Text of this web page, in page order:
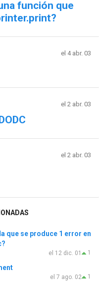
función que
el 4 abr. 03
el 2 abr. 03
el 2 abr. 03
que se produce 1 error en
1
el 12 dic. 01
1
el 7 ago. 02